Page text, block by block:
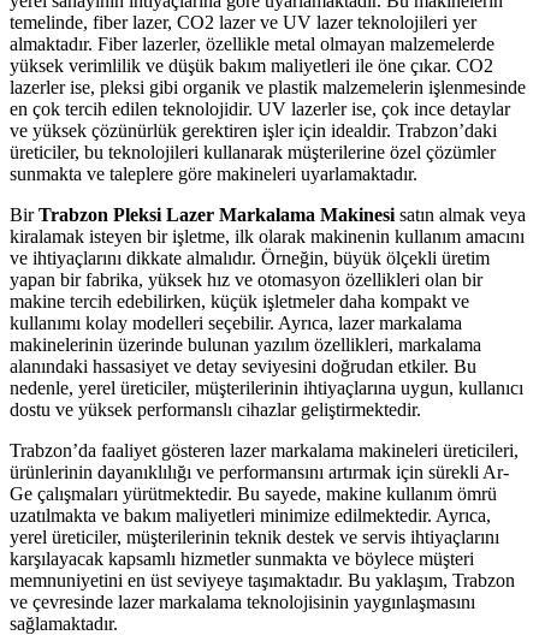
temelinde, fiber lazer, CO2 lazer ve UV lazer teknolojileri yer
almaktadır. Fiber lazerler, özellikle metal olmayan malzemelerde
yüksek verimlilik ve düşük bakım maliyetleri ile öne çıkar. CO2
lazerler ise, pleksi gibi organik ve plastik malzemelerin işlenmesinde
en çok tercih edilen teknolojidir. UV lazerler ise, çok ince detaylar
ve yüksek çözünürlük gerektiren işler için idealdir. Trabzon’daki
üreticiler, bu teknolojileri kullanarak müşterilerine özel çözümler
sunmakta ve taleplere göre makineleri uyarlamaktadır.
BirTrabzon Pleksi Lazer Markalama Makinesi satın almak veya
kiralamak isteyen bir işletme, ilk olarak makinenin kullanım amacını
ve ihtiyaçlarını dikkate almalıdır. Örneğin, büyük ölçekli üretim
yapan bir fabrika, yüksek hız ve otomasyon özellikleri olan bir
makine tercih edebilirken, küçük işletmeler daha kompakt ve
kullanımı kolay modelleri seçebilir. Ayrıca, lazer markalama
makinelerinin üzerinde bulunan yazılım özellikleri, markalama
alanındaki hassasiyet ve detay seviyesini doğrudan etkiler. Bu
nedenle, yerel üreticiler, müşterilerinin ihtiyaçlarına uygun, kullanıcı
dostu ve yüksek performanslı cihazlar geliştirmektedir.
Trabzon’da faaliyet gösteren lazer markalama makineleri üreticileri,
ürünlerinin dayanıklılığı ve performansını artırmak için sürekli Ar-
Ge çalışmaları yürütmektedir. Bu sayede, makine kullanım ömrü
uzatılmakta ve bakım maliyetleri minimize edilmektedir. Ayrıca,
yerel üreticiler, müşterilerinin teknik destek ve servis ihtiyaçlarını
karşılayacak kapsamlı hizmetler sunmakta ve böylece müşteri
memnuniyetini en üst seviyeye taşımaktadır. Bu yaklaşım, Trabzon
ve çevresinde lazer markalama teknolojisinin yaygınlaşmasını
sağlamaktadır.